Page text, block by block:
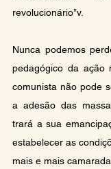
revolucionário’’v.
Nunca podemos
pedagógico da ação
comunista não pode
a adesão das
trará a sua
estabelecer as
mais e mais